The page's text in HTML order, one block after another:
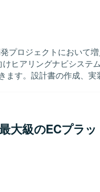
極的にコミュニケーショ
ジネスへのインパクトが
チームの一員としてアジ
解を深めつつフロントエ
業務知識を身につけるこ
プロジェクトにおいて
ます。設計書の作成、実
しいです。 【ポジション
ため、要件理解から品
能性もあり、安定した環
大級のECプラ